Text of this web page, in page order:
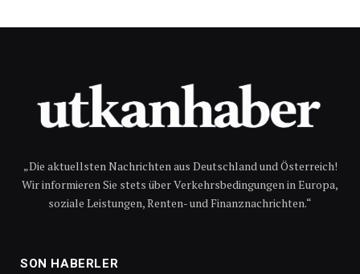
„Die aktuellsten Nachrichten aus Deutschland und Österreich!
Wir informieren Sie stets über Verkehrsbedingungen in Europa,
soziale Leistungen, Renten- und Finanznachrichten.“
SON HABERLER